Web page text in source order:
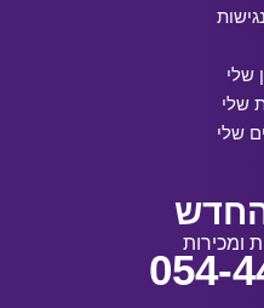
שלי
שלי
שלי
ומכירות
054-